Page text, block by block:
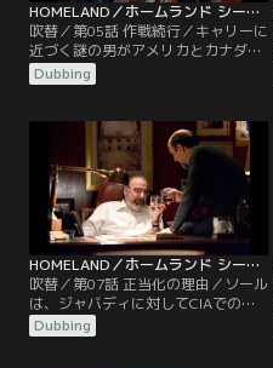
HOMELAND／ホームランド シーズン3 第05話／吹替
吹替／第05話 作戦続行／キャリーに
近づく謎の男がアメリカとカナダの
国境を渡る。その頃、娘の失踪事件
でパニックとなったジェシカから助
ィナの捜索を進める。一方ソール
は、CIA長官の座を争うロックハー
トとパーティーに参加していた。
Dubbing
HOMELAND／ホームランド シーズン3 第07話／吹替
吹替／第07話 正当化の理由／ソール
は、ジャバディに対してCIAでのキ
ャリアに関わるような大きな賭けに
出る。キャリーとクインが地方警察
Dubbing